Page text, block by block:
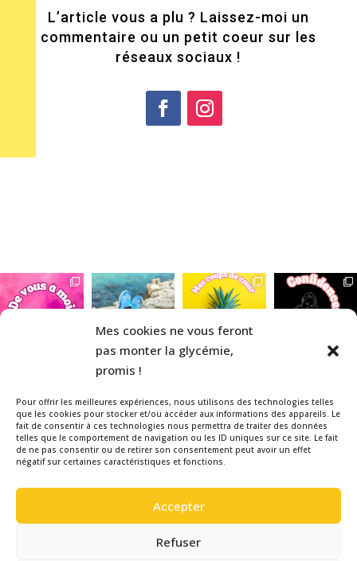
Mes cookies ne vous feront
pas monter la glycémie,
promis !
Pour offrir les meilleures expériences, nous utilisons des technologies telles
que les cookies pour stocker et/ou accéder aux informations des appareils. Le
fait de consentir à ces technologies nous permettra de traiter des données
telles que le comportement de navigation ou les ID uniques sur ce site. Le fait
de ne pas consentir ou de retirer son consentement peut avoir un effet
négatif sur certaines caractéristiques et fonctions.
Accepter
Refuser
L’article vous a plu ? Laissez-moi un
commentaire ou un petit coeur sur les
réseaux sociaux !
Veuillez noter que la La Belle & le
Diabète est un blog indépendant,
réalisé bénévolement par une
patiente diabétique de type 1, pour
informer et sensibiliser autour du
Diabète. Aucun de ces articles n’a été